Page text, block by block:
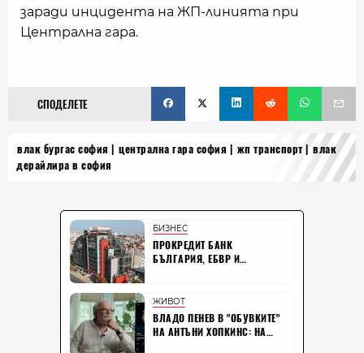
заради инцидента на ЖП-линията при
Централна гара.
СПОДЕЛЕТЕ
влак бургас софия централна гара софия жп транспорт
влак
дерайлира в софия